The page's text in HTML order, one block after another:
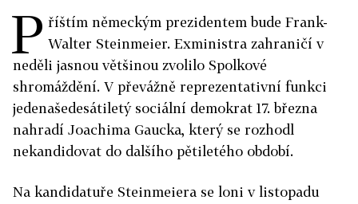
P říštím německým prezidentem bude Frank-
Walter Steinmeier. Exministra zahraničí v
neděli jasnou většinou zvolilo Spolkové
shromáždění. V převážně reprezentativní funkci
jedenašedesátiletý sociální demokrat 17. března
nahradí Joachima Gaucka, který se rozhodl
nekandidovat do dalšího pětiletého období.
Na kandidatuře Steinmeiera se loni v listopadu